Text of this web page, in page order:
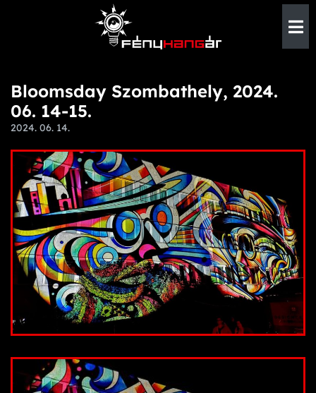
Bloomsday Szombathely, 2024.
06. 14-15.
2024. 06. 14.